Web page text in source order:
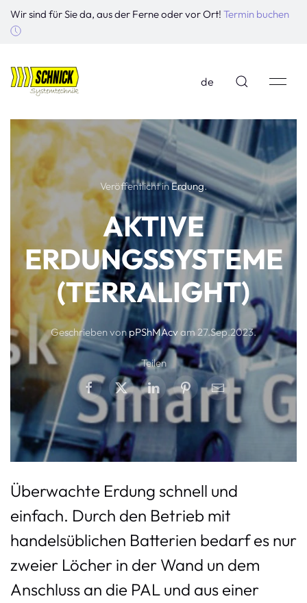
Wir sind für Sie da, aus der Ferne oder vor Ort! Termin buchen
de
Veröffentlicht inErdung.
AKTIVE
ERDUNGSSYSTEME
(TERRALIGHT)
Geschrieben von pPShMAcvam27.Sep.2023.
Teilen
Überwachte Erdung schnell und
einfach. Durch den Betrieb mit
handelsüblichen Batterien bedarf es nur
zweier Löcher in der Wand un dem
Anschluss an die PAL und aus einer